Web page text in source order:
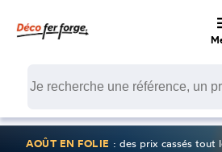
AOÛT EN FOLIE : des prix cassés tout